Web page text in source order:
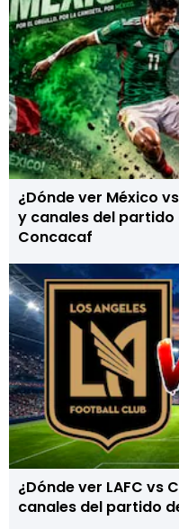
¿Dónde ver México
y canales del
Concacaf
¿Dónde ver LAFC vs
canales del partido